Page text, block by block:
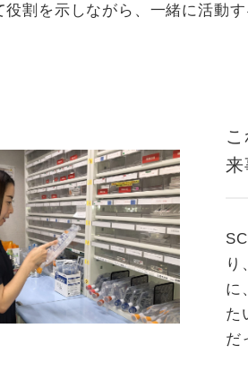
役割を示しながら、一緒に活動
来
り
に
た
だ